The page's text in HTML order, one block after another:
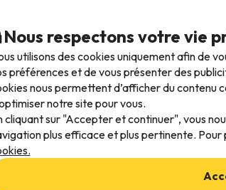
de l'hébergement.
Nous respectons votre vie
utilisons des cookies uniquement afin de
préférences et de vous présenter des
nous permettent d’afficher du contenu
notre site pour vous.
cliquant sur "Accepter et continuer", vous
plus efficace et plus pertinente.